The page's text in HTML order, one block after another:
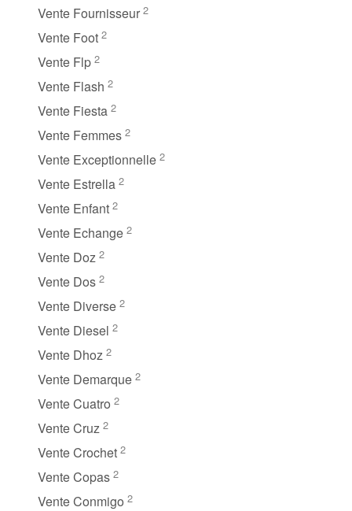
Vente Fournisseur 2
Vente Foot 2
Vente Flp 2
Vente Flash 2
Vente Fiesta 2
Vente Femmes 2
Vente Exceptionnelle 2
Vente Estrella 2
Vente Enfant 2
Vente Echange 2
Vente Doz 2
Vente Dos 2
Vente Diverse 2
Vente Diesel 2
Vente Dhoz 2
Vente Demarque 2
Vente Cuatro 2
Vente Cruz 2
Vente Crochet 2
Vente Copas 2
Vente Conmigo 2